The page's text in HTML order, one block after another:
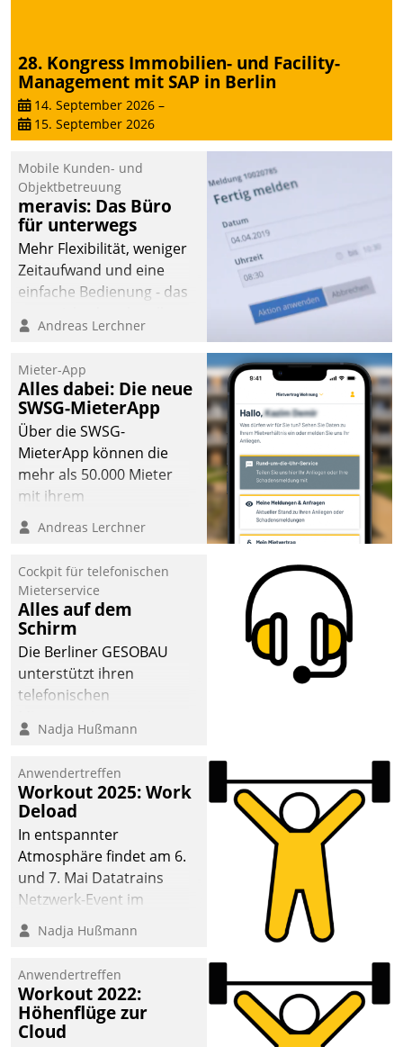
28. Kongress Immobilien- und Facility-
Management mit SAP in Berlin
14. September 2026 –
15. September 2026
Mobile Kunden- und
Objektbetreuung
meravis: Das Büro
für unterwegs
Mehr Flexibilität, weniger
Zeitaufwand und eine
einfache Bedienung - das
Cockpit für mobile
Datatrain. Die meravis
Wohnungsbau- und
Immobilien GmbH hat
sich dabei für den Betrieb
der Lösung über die SAP
Cloud Platform
entschieden - als erstes
Unternehmen am
Andreas Lerchner
Mieter-App
Alles dabei: Die neue
SWSG-MieterApp
Über die SWSG-
MieterApp können die
mehr als 50.000 Mieter
mit ihrem
Wohnungsunternehmen
kommunizieren, auf dem
einsehen und ändern
oder
Schadensmeldungen
abgeben – rund um die
Uhr.
Andreas Lerchner
Cockpit für telefonischen
Mieterservice
Alles auf dem
Schirm
Die Berliner GESOBAU
unterstützt ihren
telefonischen
digitalen Cockpit, das
passende Fragen und
Schlagworte auswirft.
Eine intuitive
Dialogführung ermöglicht
dem externen
Serviceteam, Anrufe von
Mietenden zügiger und
effizienter zu bearbeiten.
Nadja Hußmann
Anwendertreffen
Workout 2025: Work
Deload
In entspannter
Atmosphäre findet am 6.
und 7. Mai Datatrains
Netzwerk-Event im
Kunden- und Partnerkreis
statt. Zentrale Frage: Wie
Mammutprojekte
meistern und Workloads
wuppen – bei zunehmend
Nadja Hußmann
Anwendertreffen
Workout 2022:
Höhenflüge zur
Cloud